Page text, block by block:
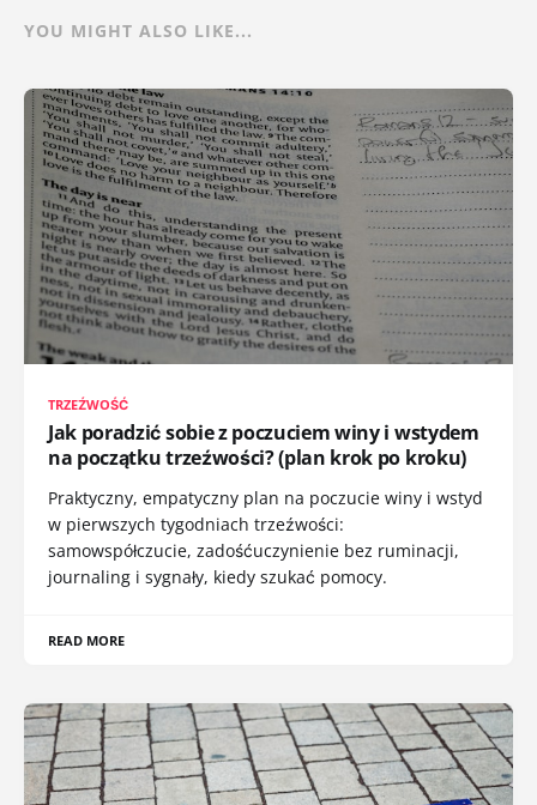
YOU MIGHT ALSO LIKE...
TRZEŹWOŚĆ
Jak poradzić sobie z poczuciem winy i wstydem
na początku trzeźwości? (plan krok po kroku)
Praktyczny, empatyczny plan na poczucie winy i wstyd
w pierwszych tygodniach trzeźwości:
samowspółczucie, zadośćuczynienie bez ruminacji,
journaling i sygnały, kiedy szukać pomocy.
READ MORE